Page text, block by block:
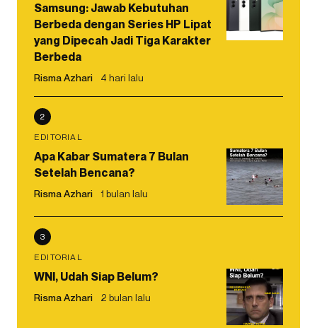
Samsung: Jawab Kebutuhan
Berbeda dengan Series HP Lipat
yang Dipecah Jadi Tiga Karakter
Berbeda
Risma Azhari 4 hari lalu
2
EDITORIAL
Apa Kabar Sumatera 7 Bulan
Setelah Bencana?
Risma Azhari 1 bulan lalu
3
EDITORIAL
WNI, Udah Siap Belum?
Risma Azhari 2 bulan lalu